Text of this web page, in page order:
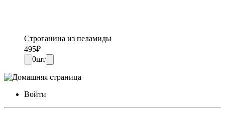
Строганина из пеламиды
495₽
0шт
Войти